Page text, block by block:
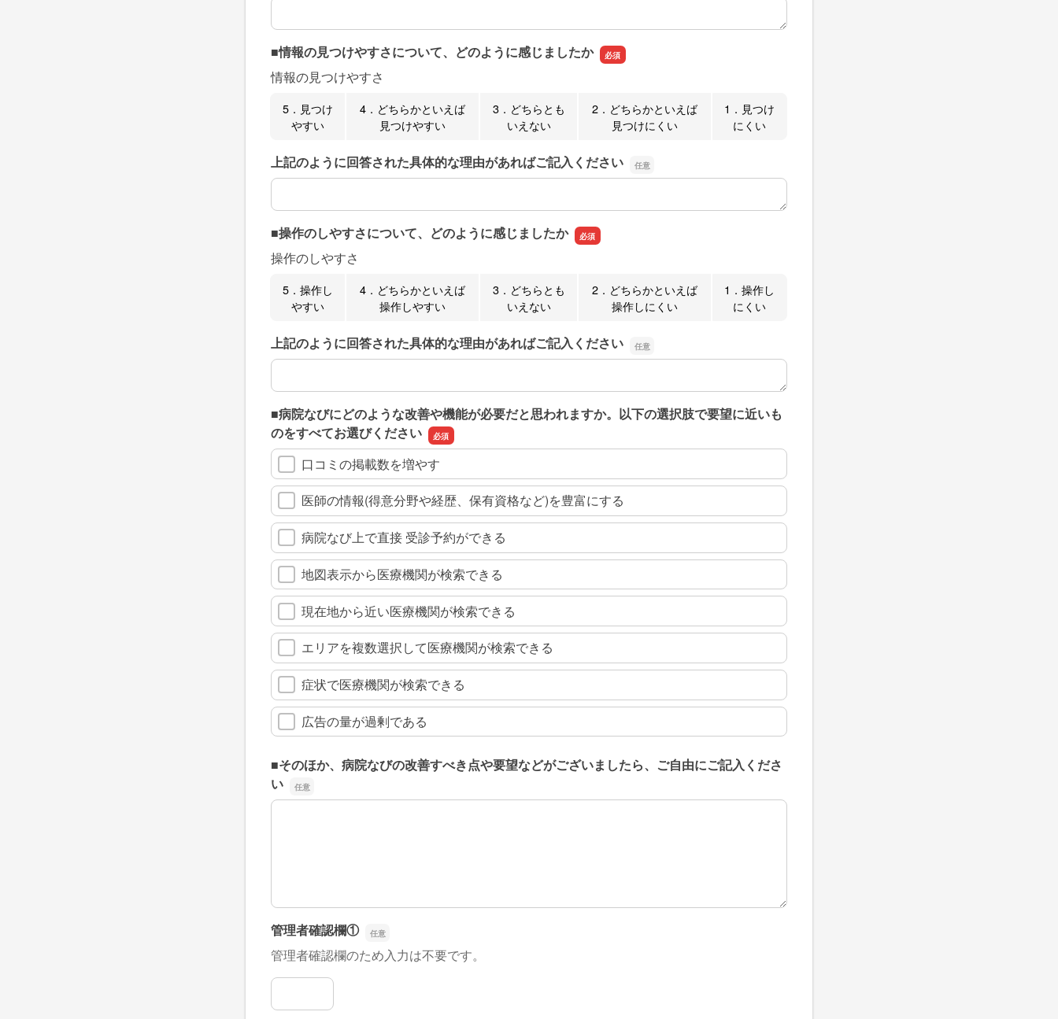
上記のように回答された具体的な理由があればご記入ください
■情報の見つけやすさについて、どのように感じましたか
情報の見つけやすさ
5．見つけ
やすい
4．どちらかといえば
見つけやすい
3．どちらとも
いえない
2．どちらかといえば
見つけにくい
1．見つけ
にくい
上記のように回答された具体的な理由があればご記入ください
上記のように回答された具体的な理由があればご記入ください
■操作のしやすさについて、どのように感じましたか
操作のしやすさ
5．操作し
やすい
4．どちらかといえば
操作しやすい
3．どちらとも
いえない
2．どちらかといえば
操作しにくい
1．操作し
にくい
上記のように回答された具体的な理由があればご記入ください
上記のように回答された具体的な理由があればご記入ください
■病院なびにどのような改善や機能が必要だと思われますか。以下の選択肢で要望に近いも
のをすべてお選びください
口コミの掲載数を増やす
医師の情報(得意分野や経歴、保有資格など)を豊富にする
病院なび上で直接 受診予約ができる
地図表示から医療機関が検索できる
現在地から近い医療機関が検索できる
エリアを複数選択して医療機関が検索できる
症状で医療機関が検索できる
広告の量が過剰である
■そのほか、病院なびの改善すべき点や要望などがございましたら、ご自由にご記入くださ
い
■そのほか、病院なびの改善すべき点や要望などがございましたら、ご自由にご記入ください
管理者確認欄①
管理者確認欄のため入力は不要です。
管理者確認欄①